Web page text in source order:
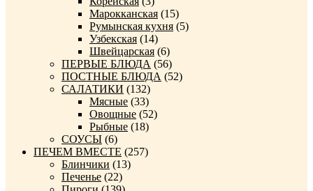
Марокканская (15)
Румынская кухня (5)
Узбекская (14)
Швейцарская (6)
ПЕРВЫЕ БЛЮДА (56)
ПОСТНЫЕ БЛЮДА (52)
САЛАТИКИ (132)
Мясные (33)
Овощные (52)
Рыбные (18)
СОУСЫ (6)
ПЕЧЕМ ВМЕСТЕ (257)
Блинчики (13)
Печенье (22)